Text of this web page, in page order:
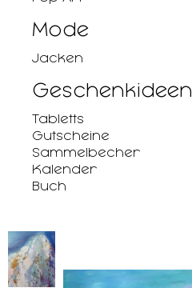
Mode
Jacken
Geschenkideen
Tabletts
Gutscheine
Sammelbecher
Kalender
Buch